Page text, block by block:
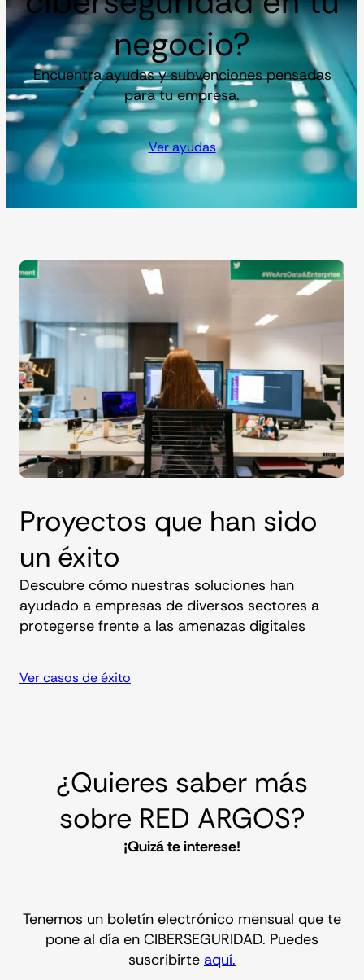
negocio?
Encuentra ayudas y subvenciones pensadas
para tu empresa.
Ver ayudas
Proyectos que han sido
un éxito
Descubre cómo nuestras soluciones han
ayudado a empresas de diversos sectores a
protegerse frente a las amenazas digitales
Ver casos de éxito
¿Quieres saber más
sobre RED ARGOS?
¡Quizá te interese!
Tenemos un boletín electrónico mensual que te
pone al día en CIBERSEGURIDAD. Puedes
suscribirte aquí.